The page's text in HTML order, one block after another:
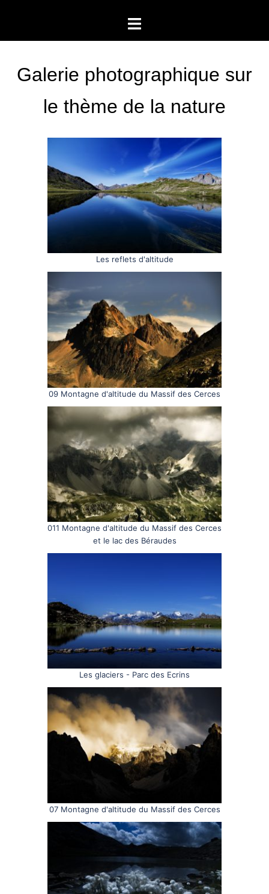
contenu
Ouvrir/fermer
Galerie photographique sur
le thème de la nature
Les reflets d'altitude
09 Montagne d'altitude du Massif des Cerces
011 Montagne d'altitude du Massif des Cerces
et le lac des Béraudes
Les glaciers - Parc des Ecrins
07 Montagne d'altitude du Massif des Cerces